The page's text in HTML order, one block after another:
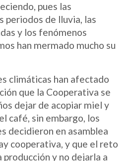
pues las
periodos de lluvia, las
y los fenómenos
han mermado mucho su
climáticas han afectado
que la Cooperativa se
dejar de acopiar miel y
café, sin embargo, los
decidieron en asamblea
cooperativa, y que el reto
y no dejarla a